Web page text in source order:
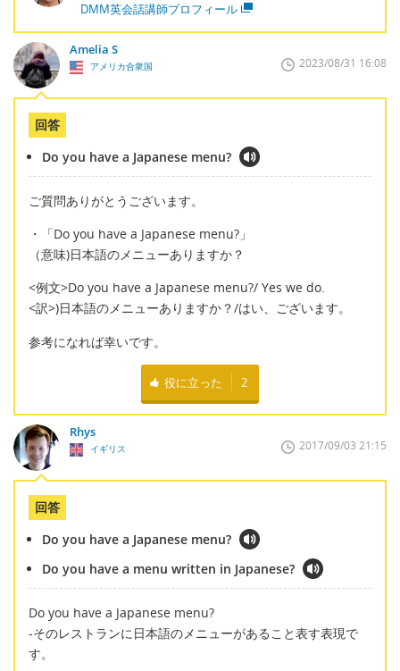
DMM英会話講師プロフィール
Amelia S
アメリカ合衆国 2023/08/31 16:08
回答
Do you have a Japanese menu?
ご質問ありがとうございます。
・「Do you have a Japanese menu?」
（意味)日本語のメニューありますか？
<例文>Do you have a Japanese menu?/ Yes we do.
<訳>)日本語のメニューありますか？/はい、ございます。
参考になれば幸いです。
役に立った 2
Rhys
イギリス 2017/09/03 21:15
回答
Do you have a Japanese menu?
Do you have a menu written in Japanese?
Do you have a Japanese menu?
-そのレストランに日本語のメニューがあること表す表現で
す。